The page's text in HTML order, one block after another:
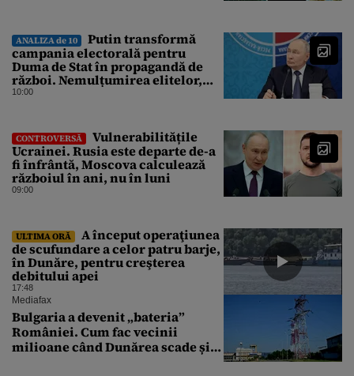
ANALIZA de 10
Putin transformă
campania electorală pentru
Duma de Stat în propagandă de
război. Nemulțumirea elitelor,
tratată cu indiferență la Kremlin
10:00
CONTROVERSĂ
Vulnerabilitățile
Ucrainei. Rusia este departe de-a
fi înfrântă, Moscova calculează
războiul în ani, nu în luni
09:00
ULTIMA ORĂ
A început operaţiunea
de scufundare a celor patru barje,
în Dunăre, pentru creşterea
debitului apei
17:48
Mediafax
Bulgaria a devenit „bateria”
României. Cum fac vecinii
milioane când Dunărea scade și